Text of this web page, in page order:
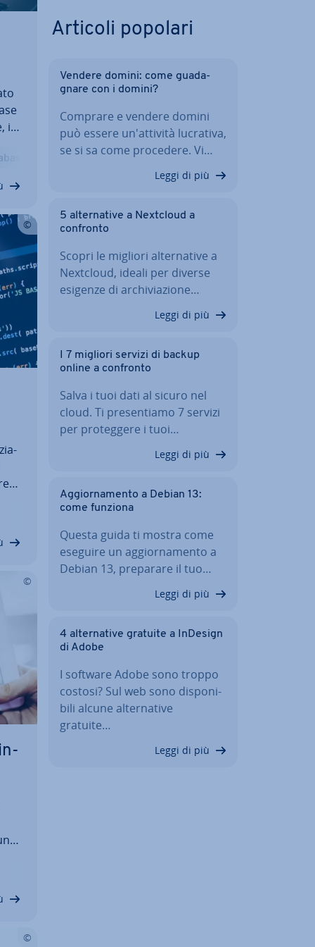
i
in­
Articoli popolari
Vendere domini: come gua­da­
gna­re con i domini?
Comprare e vendere domini
può essere un'at­ti­vi­tà lucrativa,
se si sa come procedere. Vi…
Leggi di più
5 al­ter­na­ti­ve a Nextcloud a
confronto
Scopri le migliori al­ter­na­ti­ve a
Nextcloud, ideali per diverse
esigenze di ar­chi­via­zio­ne…
Leggi di più
I 7 migliori servizi di backup
online a confronto
Salva i tuoi dati al sicuro nel
cloud. Ti pre­sen­tia­mo 7 servizi
per pro­teg­ge­re i tuoi…
Leggi di più
Ag­gior­na­men­to a Debian 13:
come funziona
Questa guida ti mostra come
eseguire un ag­gior­na­men­to a
Debian 13, preparare il tuo…
Leggi di più
4 al­ter­na­ti­ve gratuite a InDesign
di Adobe
I software Adobe sono troppo
costosi? Sul web sono di­spo­ni­
bi­li alcune al­ter­na­ti­ve
gratuite…
Leggi di più